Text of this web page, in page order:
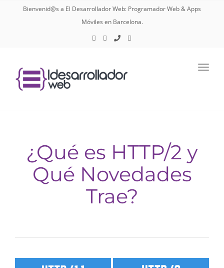
Bienvenid@s a El Desarrollador Web: Programador Web & Apps
Móviles en Barcelona.
¿Qué es HTTP/2 y
Qué Novedades
Trae?